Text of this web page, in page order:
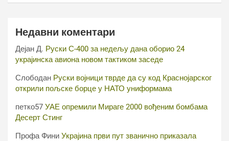
Недавни коментари
Дејан Д. Руски С-400 за недељу дана оборио 24
украјинска авиона новом тактиком заседе
Слободан Руски војници тврде да су код Краснојарског
открили пољске борце у НАТО униформама
петко57 УАЕ опремили Мираге 2000 вођеним бомбама
Десерт Стинг
Профа Фини Украјина први пут званично приказала